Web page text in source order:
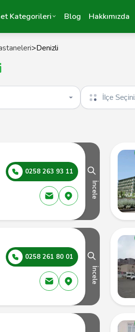
Kategorileri Blog Hakkımızda
>Denizli
İlçe seçin
0258 263 93 11
İncele
0258 261 80 01
İncele